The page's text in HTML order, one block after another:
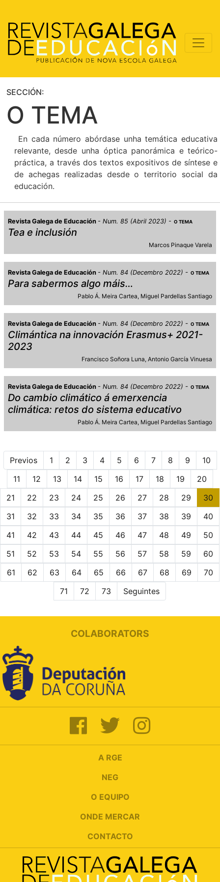
SECCIÓN:
O TEMA
En cada número abórdase unha temática educativa
relevante, desde unha óptica panorámica e teórico-
práctica, a través dos textos expositivos de síntese e
de achegas realizadas desde o territorio social da
educación.
Revista Galega de Educación Num. 85 (Abril 2023) O TEMA
Tea e inclusión
Marcos Pinaque Varela
Revista Galega de Educación Num. 84 (Decembro 2022) O TEMA
Para sabermos algo máis…
Pablo Á. Meira Cartea Miguel Pardellas Santiago
Revista Galega de Educación Num. 84 (Decembro 2022) O TEMA
Climántica na innovación Erasmus+ 2021-
2023
Francisco Soñora Luna Antonio García Vinuesa
Revista Galega de Educación Num. 84 (Decembro 2022) O TEMA
Do cambio climático á emerxencia
climática: retos do sistema educativo
Pablo Á. Meira Cartea Miguel Pardellas Santiago
Previos 1 2 3 4 5 6 7 8 9
10
11
12 13 14 15 16 17 18 19
20
21
22 23 24 25 26 27 28 29
30
31
32 33 34 35 36 37 38 39
40
41
42 43 44 45 46 47 48 49
50
51
52 53 54 55 56 57 58 59
60
61
62 63 64 65 66 67 68 69
70
71
72 73 Seguintes
COLABORATORS
A RGE
NEG
O EQUIPO
ONDE MERCAR
CONTACTO